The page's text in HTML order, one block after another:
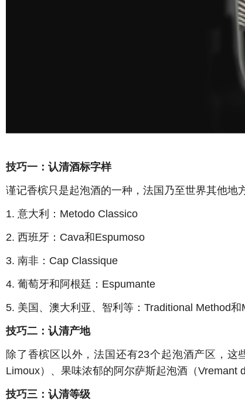
技巧一：认清酒标字样
谨记香槟只是起泡酒的一种，法国乃至世界其他地
1. 意大利：Metodo Classico
2. 西班牙：Cava和Espumoso
3. 南非：Cap Classique
4. 葡萄牙和阿根廷：Espumante
5. 美国、澳大利亚、智利等：Traditional Method
技巧二：认清产地
除了香槟区以外，法国还有23个起泡酒产区，
Limoux）、果味浓郁的阿尔萨斯起泡酒（Vremant
技巧三：认清等级